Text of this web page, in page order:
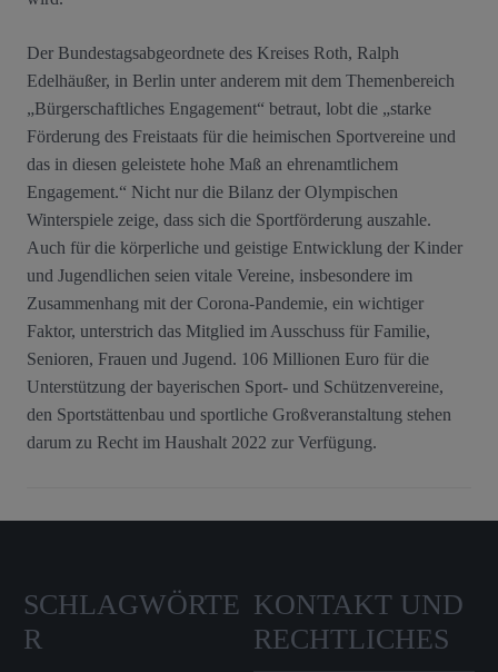
Der Bundestagsabgeordnete des Kreises Roth, Ralph
Edelhäußer, in Berlin unter anderem mit dem Themenbereich
„Bürgerschaftliches Engagement“ betraut, lobt die „starke
Förderung des Freistaats für die heimischen Sportvereine und
das in diesen geleistete hohe Maß an ehrenamtlichem
Engagement.“ Nicht nur die Bilanz der Olympischen
Winterspiele zeige, dass sich die Sportförderung auszahle.
Auch für die körperliche und geistige Entwicklung der Kinder
und Jugendlichen seien vitale Vereine, insbesondere im
Zusammenhang mit der Corona-Pandemie, ein wichtiger
Faktor, unterstrich das Mitglied im Ausschuss für Familie,
Senioren, Frauen und Jugend. 106 Millionen Euro für die
Unterstützung der bayerischen Sport- und Schützenvereine,
den Sportstättenbau und sportliche Großveranstaltung stehen
darum zu Recht im Haushalt 2022 zur Verfügung.
SCHLAGWÖRTE
R
KONTAKT UND
RECHTLICHES